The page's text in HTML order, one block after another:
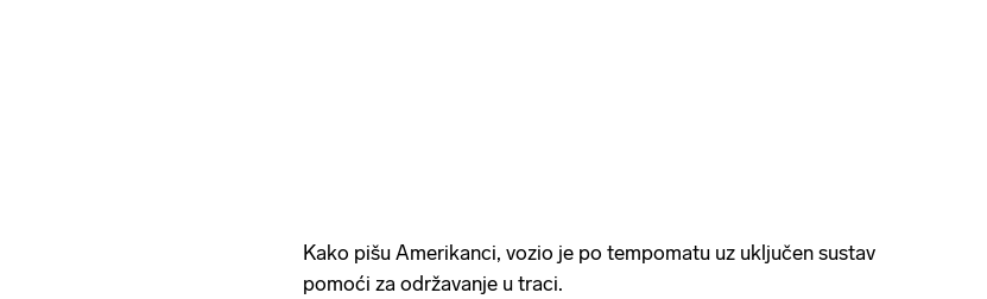
Kako pišu Amerikanci, vozio je po tempomatu uz uključen sustav
pomoći za održavanje u traci.